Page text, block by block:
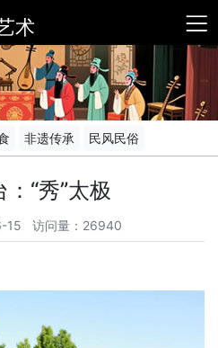
术
非遗传承 民风民俗
“秀”太极
15 访问量：26940